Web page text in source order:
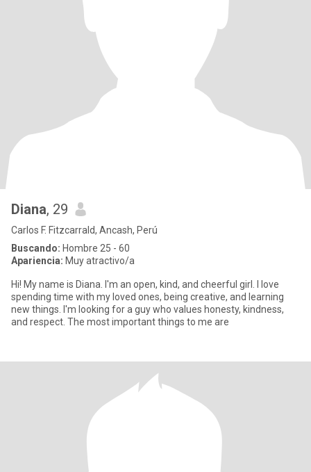
Diana, 29
Carlos F. Fitzcarrald, Ancash, Perú
Buscando: Hombre 25 - 60
Apariencia: Muy atractivo/a
Hi! My name is Diana. I'm an open, kind, and cheerful girl. I love
spending time with my loved ones, being creative, and learning
new things. I'm looking for a guy who values ​​honesty, kindness,
and respect. The most important things to me are